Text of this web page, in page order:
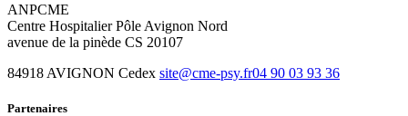
ANPCME
Centre Hospitalier Pôle Avignon Nord
avenue de la pinède CS 20107
84918 AVIGNON Cedex site@cme-psy.fr04 90 03 93 36
Partenaires